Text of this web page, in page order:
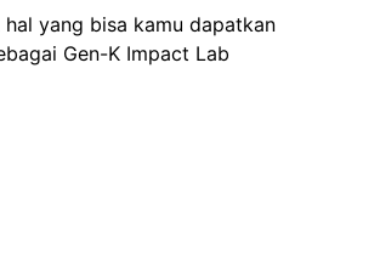
hal yang bisa kamu dapatkan
Gen-K Impact Lab